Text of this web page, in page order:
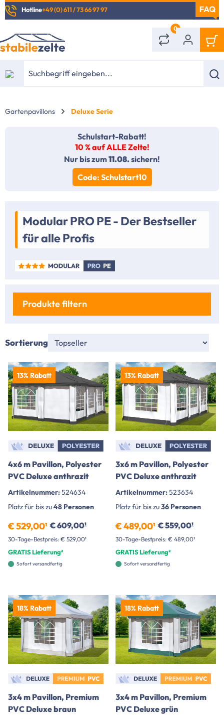
springen
Hotline+49 (0) 611 / 73 66 97 97
0
Gartenpavillons Deluxe Serie
Schulstart-Rabatt!
10 % auf ALLE Zelte!
Nur bis zum11.08.sichern!
Code: Schulstart10
Modular PRO PE - Der Bestseller
für alle Profis
Produkte filtern
Sortierung
13% Rabatt
4x6 m Pavillon, Polyester
PVC Deluxe anthrazit
Artikelnummer:524634
Platz für bis zu48 Personen
€ 529,00¹ € 609,00¹
30-Tage-Bestpreis: € 529,00¹
GRATIS Lieferung²
Sofort versandfertig
13% Rabatt
3x6 m Pavillon, Polyester
PVC Deluxe anthrazit
Artikelnummer:523634
Platz für bis zu36 Personen
€ 489,00¹ € 559,00¹
30-Tage-Bestpreis: € 489,00¹
GRATIS Lieferung²
Sofort versandfertig
18% Rabatt
3x4 m Pavillon, Premium
PVC Deluxe braun
18% Rabatt
3x4 m Pavillon, Premium
PVC Deluxe grün